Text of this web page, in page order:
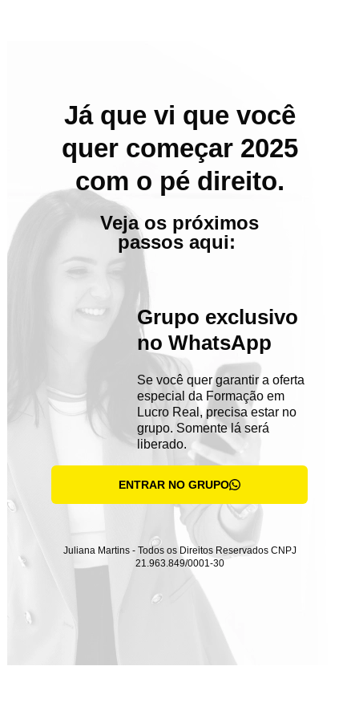
Já que vi que você
quer começar 2025
com o pé direito.
Veja os próximos
passos aqui:
Grupo exclusivo
no WhatsApp
Se você quer garantir a oferta
especial da Formação em
Lucro Real, precisa estar no
grupo. Somente lá será
liberado.
ENTRAR NO GRUPO
Juliana Martins - Todos os Direitos Reservados CNPJ
21.963.849/0001-30